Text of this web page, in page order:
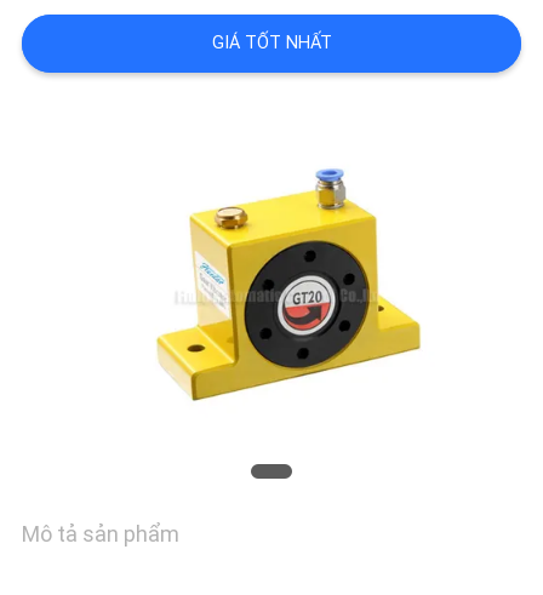
KIỂM
SOÁT
GIÁ
GIÁ TỐT NHẤT
Mô tả sản phẩm